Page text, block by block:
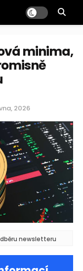
minima,
2026
newsletteru